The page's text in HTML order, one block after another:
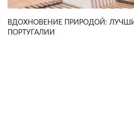
ВДОХНОВЕНИЕ ПРИРОДОЙ:
ПОРТУГАЛИИ